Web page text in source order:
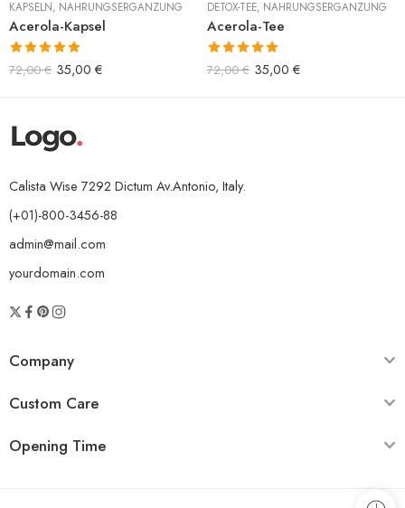
KAPSELN, NAHRUNGSERGÄNZUNG
Acerola-Kapsel
Bewertet mit
5.00von 5
72,00€ 35,00 €
DETOX-TEE, NAHRUNGSERGÄNZUNG
Acerola-Tee
Bewertet mit
5.00von 5
72,00€ 35,00 €
Calista Wise 7292 Dictum Av.Antonio, Italy.
(+01)-800-3456-88
admin@mail.com
yourdomain.com
Company
Custom Care
Opening Time